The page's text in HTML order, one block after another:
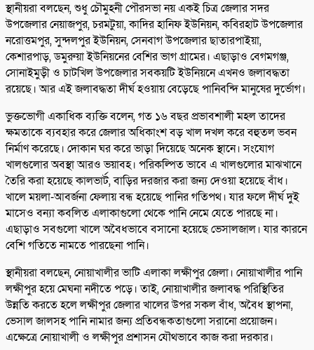
স্থানীয়রা বলছেন, শুধু চৌমুহনী পৌরসভা নয় একই চিত্র জেলার সদর
উপজেলার নেয়াজপুর, চরমটুয়া, কাদির হানিফ ইউনিয়ন, কবিরহাট উপজেলার
নরোত্তমপুর, সুন্দলপুর ইউনিয়ন, সেনবাগ উপজেলার ছাতারপাইয়া,
কেশারপাড়, ডমুরুয়া ইউনিয়নের বেশির ভাগ গ্রামের। এছাড়াও বেগমগঞ্জ,
সোনাইমুড়ী ও চাটখিল উপজেলার সবকয়টি ইউনিয়নে এখনও জলাবদ্ধতা
রয়েছে। আর এই জলাবদ্ধতা দীর্ঘ হওয়ায় বেড়েছে পানিবন্দি মানুষের দুর্ভোগ।
ভুক্তভোগী একাধিক ব্যক্তি বলেন, গত ১৬ বছর প্রভাবশালী মহল তাদের
ক্ষমতাকে ব্যবহার করে জেলার অধিকাংশ বড় খাল দখল করে বহুতল ভবন
নির্মাণ করেছে। দোকান ঘর করে ভাড়া দিয়েছে অনেক স্থানে। সংযোগ
খালগুলোর অবস্থা আরও ভয়াবহ। পরিকল্পিত ভাবে এ খালগুলোর মাঝখানে
তৈরি করা হয়েছে কালভার্ট, বাড়ির দরজার করা জন্য দেওয়া হয়েছে বাঁধ।
খালে ময়লা-আবর্জনা ফেলায় বন্ধ হয়েছে পানির গতিপথ। যার ফলে দীর্ঘ দুই
মাসেও বন্যা কবলিত এলাকাগুলো থেকে পানি নেমে যেতে পারছে না।
এছাড়াও সবগুলো খালে অবৈধভাবে বসানো হয়েছে ভেসালজাল। যার কারনে
বেশি গতিতে নামতে পারছেনা পানি।
স্থানীয়রা বলছেন, নোয়াখালীর ভাটি এলাকা লক্ষীপুর জেলা। নোয়াখালীর পানি
লক্ষীপুর হয়ে মেঘনা নদীতে পড়ে। তাই, নোয়াখালীর জলাবদ্ধ পরিস্থিতির
উন্নতি করতে হলে লক্ষীপুর জেলার খালের উপর সকল বাঁধ, অবৈধ স্থাপনা,
ভেসাল জালসহ পানি নামার জন্য প্রতিবন্ধকতাগুলো সরানো প্রয়োজন।
এক্ষেত্রে নোয়াখালী ও লক্ষীপুর প্রশাসন যৌথভাবে কাজ করা দরকার।